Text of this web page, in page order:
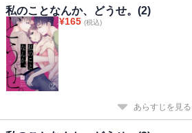
私のことなんか、どうせ。(2)
¥165 (税込)
あらすじを見る